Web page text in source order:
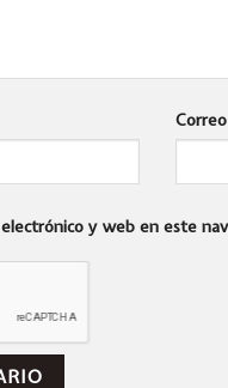
y web en este